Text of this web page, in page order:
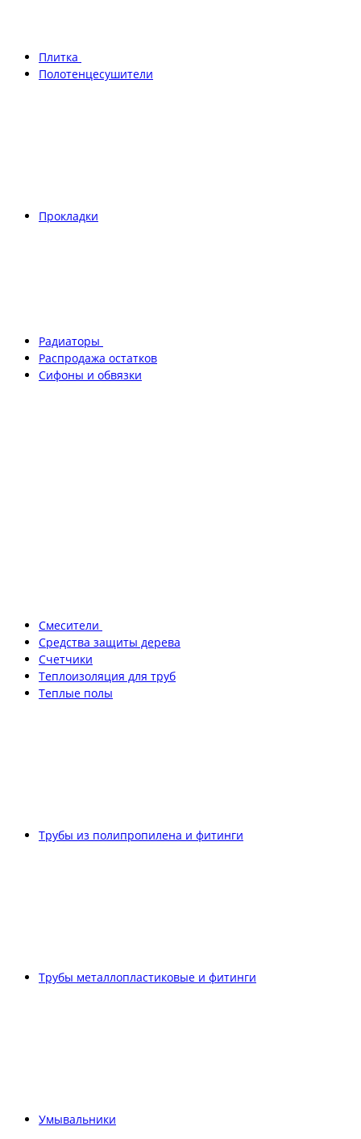
Плитка
Полотенцесушители
Прокладки
Радиаторы
Распродажа остатков
Сифоны и обвязки
Смесители
Средства защиты дерева
Счетчики
Теплоизоляция для труб
Теплые полы
Трубы из полипропилена и фитинги
Трубы металлопластиковые и фитинги
Умывальники